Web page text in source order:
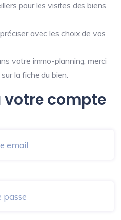
pour les visites des biens
avec les choix de vos
votre immo-planning, merci
la fiche du bien.
votre compte